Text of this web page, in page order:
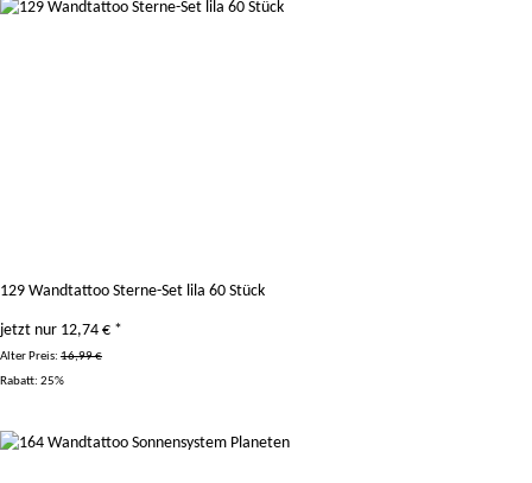
129 Wandtattoo Sterne-Set lila 60 Stück
jetzt nur 12,74 € *
Alter Preis: 16,99 €
Rabatt: 25%